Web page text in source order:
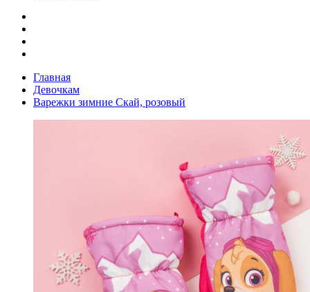
Главная
Девочкам
Варежки зимние Скай, розовый